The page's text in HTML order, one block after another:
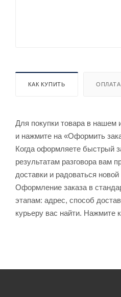
КАК КУПИТЬ ОПЛАТА
Для покупки товара в нашем
и нажмите на «Оформить
Когда оформляете быстрый
результатам разговора вам
доставки и радоваться новой
Оформление заказа в
этапам: адрес, способ
курьеру вас найти. Нажмите